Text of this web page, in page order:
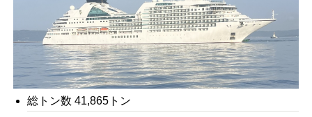
総トン数 41,865トン